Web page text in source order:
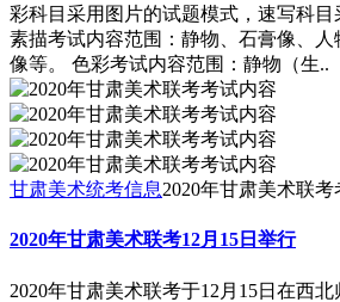
彩科目采用图片的试题模式，速写科目
素描考试内容范围：静物、石膏像、
像等。 色彩考试内容范围：静物（生..
甘肃美术统考信息2020年甘肃美术联考
2020年甘肃美术联考12月15日举行
2020年甘肃美术联考于12月15日在西